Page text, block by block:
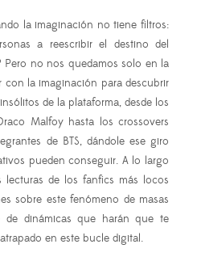
la imaginación no tiene filtros:
a reescribir el destino del
Pero no nos quedamos solo en la
la imaginación para descubrir
de la plataforma, desde los
Malfoy hasta los crossovers
de BTS, dándole ese giro
pueden conseguir. A lo largo
lecturas de los fanfics más locos
sobre este fenómeno de masas
dinámicas que harán que te
en este bucle digital.